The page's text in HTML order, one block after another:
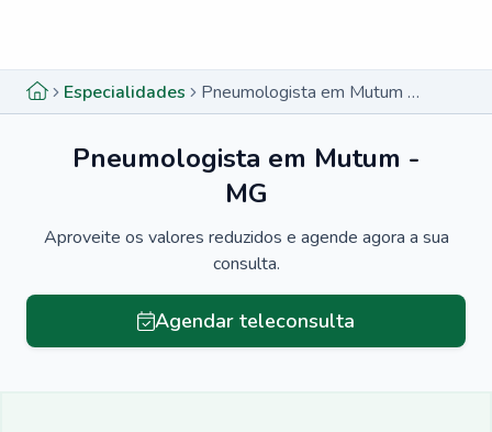
Especialidades Pneumologista em Mutum - MG
Pneumologista em Mutum -
MG
Aproveite os valores reduzidos e agende agora a sua
consulta.
Agendar teleconsulta